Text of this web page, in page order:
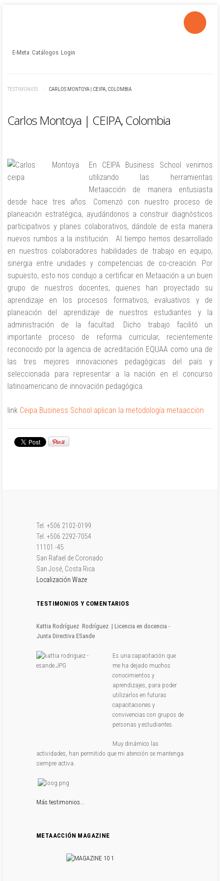
E-Meta Catálogos Login
TESTIMONIOS CARLOS MONTOYA | CEIPA, COLOMBIA
Carlos Montoya | CEIPA, Colombia
En CEIPA Business School venimos
utilizando las herramientas
Metaacción de manera entusiasta
desde hace tres años. Comenzó con nuestro proceso de
planeación estratégica, ayudándonos a construir diagnósticos
participativos y planes colaborativos, dándole de esta manera
nuevos rumbos a la institución. Al tiempo hemos desarrollado
en nuestros colaboradores habilidades de trabajo en equipo,
sinergia entre unidades y competencias de co-creación. Por
supuesto, esto nos condujo a certificar en Metaación a un buen
grupo de nuestros docentes, quienes han proyectado su
aprendizaje en los procesos formativos, evaluativos y de
planeación del aprendizaje de nuestros estudiantes y la
administración de la facultad. Dicho trabajo facilitó un
importante proceso de reforma curricular, recientemente
reconocido por la agencia de acreditación EQUAA como una de
las tres mejores innovaciones pedagógicas del país y
seleccionada para representar a la nación en el concurso
latinoamericano de innovación pedagógica.
link Ceipa Business School aplican la metodología metaaccion
Tel. +506 2102-0199
Tel. +506 2292-7054
11101 -45
San Rafael de Coronado
San José, Costa Rica
Localización Waze
TESTIMONIOS Y COMENTARIOS
Kattia Rodríguez Rodríguez | Licencia en docencia -
Junta Directiva ESande
Es una capacitación que
me ha dejado muchos
conocimientos y
aprendizajes, para poder
utilizarlos en futuras
capacitaciones y
convivencias con grupos de
personas y estudiantes.
Muy dinámico las
actividades, han permitido que mi atención se mantenga
siempre activa.
Más testimonios...
METAACCIÓN MAGAZINE
Contraseña